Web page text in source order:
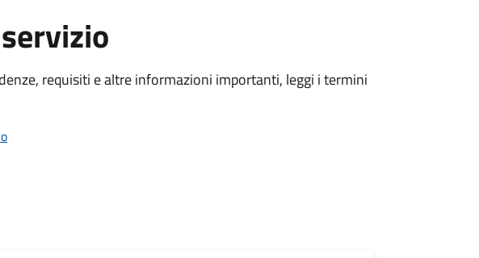
requisiti e altre informazioni importanti, leggi i termini